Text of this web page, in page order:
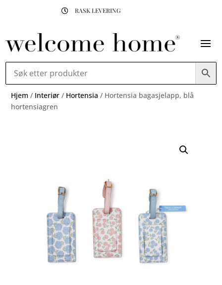
 RASK LEVERING
Hjem / Interiør / Hortensia / Hortensia bagasjelapp, blå
hortensiagren